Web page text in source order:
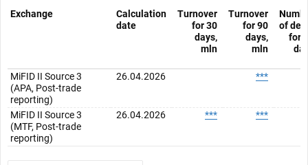
Exchange
Calculation
date
Turnover
for 30
days,
mln
Turnover
for 90
days,
mln
of
for
MiFID II Source 3
(APA, Post-trade
reporting)
26.04.2026 ***
MiFID II Source 3
(MTF, Post-trade
reporting)
26.04.2026 *** ***